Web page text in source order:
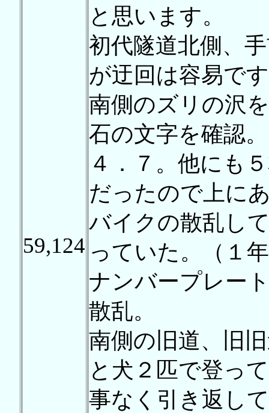
59,124
と思います。
初代隧道北側、
が迂回は容易で
南側のズリの沢
石の文字を確認
４．７。他にも
だったので上に
バイクの散乱し
っていた。（１
ナンバープレー
散乱。
南側の旧道、旧
と犬２匹で登っ
事なく引き返し